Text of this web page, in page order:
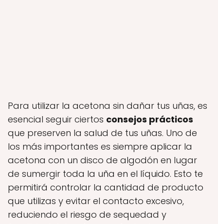
Para utilizar la acetona sin dañar tus uñas, es
esencial seguir ciertos consejos prácticos
que preserven la salud de tus uñas. Uno de
los más importantes es siempre aplicar la
acetona con un disco de algodón en lugar
de sumergir toda la uña en el líquido. Esto te
permitirá controlar la cantidad de producto
que utilizas y evitar el contacto excesivo,
reduciendo el riesgo de sequedad y